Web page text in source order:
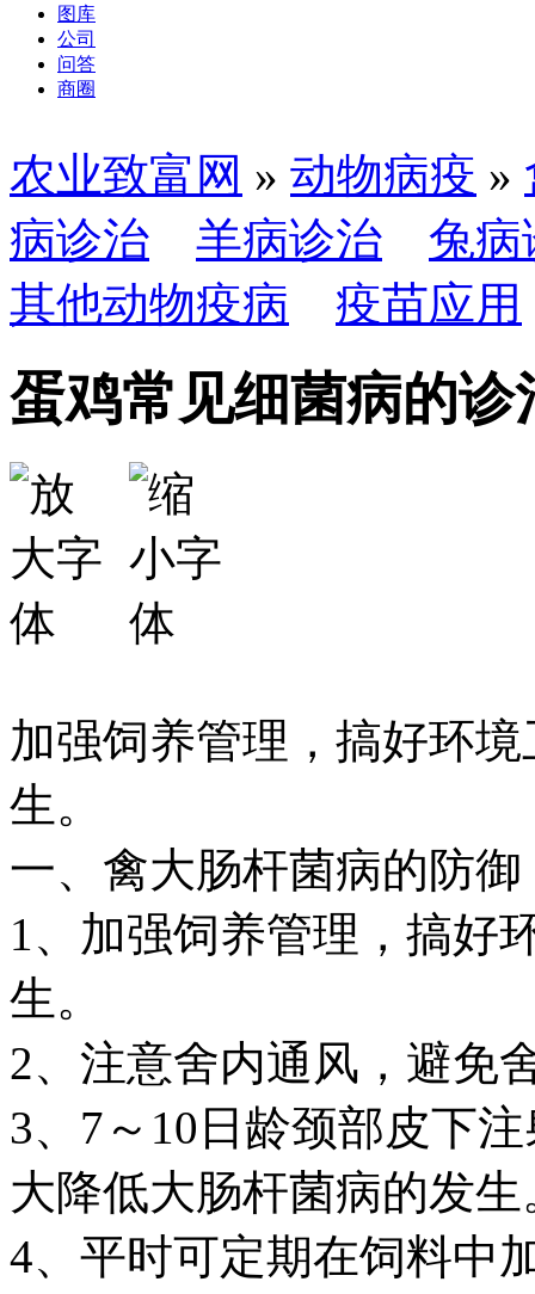
图库
公司
问答
商圈
农业致富网 » 动物病疫 »
病诊治
羊病诊治
兔病
其他动物疫病
疫苗应用
蛋鸡常见细菌病的诊
加强饲养管理，搞好环
生。
一、禽大肠杆菌病的防御
1、加强饲养管理，搞好
生。
2、注意舍内通风，避免
3、7～10日龄颈部皮下
大降低大肠杆菌病的发生
4、平时可定期在饲料中